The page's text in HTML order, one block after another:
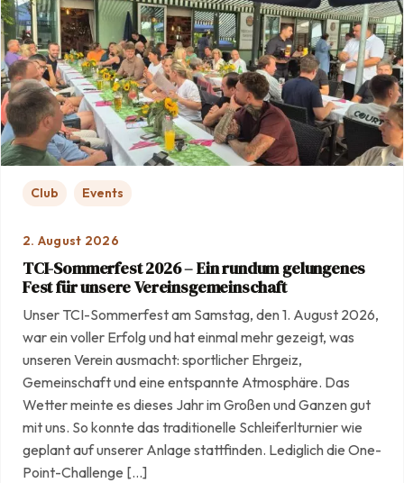
Club Events
2. August 2026
TCI-Sommerfest 2026 – Ein rundum gelungenes
Fest für unsere Vereinsgemeinschaft
Unser TCI-Sommerfest am Samstag, den 1. August 2026,
war ein voller Erfolg und hat einmal mehr gezeigt, was
unseren Verein ausmacht: sportlicher Ehrgeiz,
Gemeinschaft und eine entspannte Atmosphäre. Das
Wetter meinte es dieses Jahr im Großen und Ganzen gut
mit uns. So konnte das traditionelle Schleiferlturnier wie
geplant auf unserer Anlage stattfinden. Lediglich die One-
Point-Challenge […]